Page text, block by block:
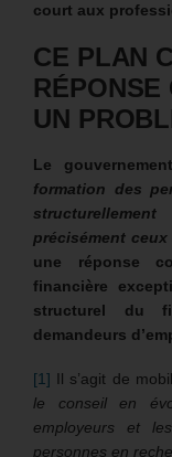
court aux
CE PLAN
UN
Le
formation des
précisément
une réponse
financière
structurel du
demandeurs
[1] Il s’agit de
le conseil en
employeurs et
personnes en